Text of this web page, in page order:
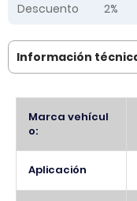
Descuento
2%
Información
Información
Marca vehícul
o:
Aplicación